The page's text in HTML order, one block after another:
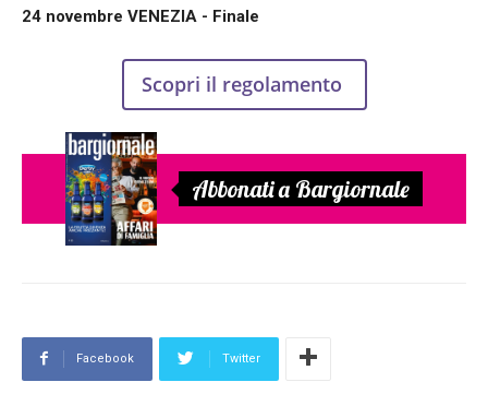
24 novembre VENEZIA - Finale
Scopri il regolamento
Abbonati a Bargiornale
Facebook Twitter